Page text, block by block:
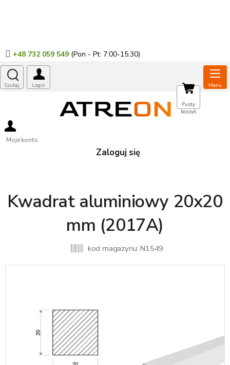
+48 732 059 549
Moje konto
Zaloguj się
KOSZYK
Pusty
koszyk
Kwadrat aluminiowy 20x20
mm (2017A)
kod magazynu: N1549